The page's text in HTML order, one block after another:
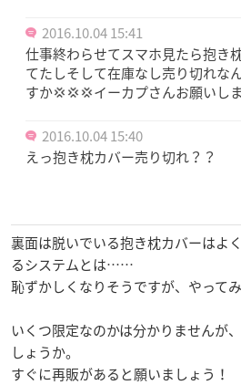
2016.10.04 15:41
仕事終わらせてスマホ見たら抱き
てたしそして在庫なし売り切れな
すか💢💢💢イーカプさんお願いし
2016.10.04 15:40
えっ抱き枕カバー売り切れ？？
裏面は脱いでいる抱き枕カバーはよ
るシステムとは……
恥ずかしくなりそうですが、やって
いくつ限定なのかは分かりませんが
しょうか。
すぐに再販があると願いましょう！